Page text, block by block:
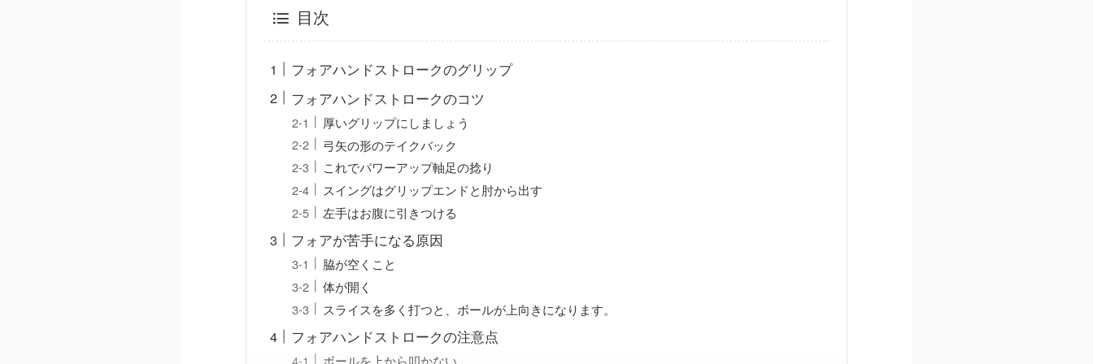
目次
フォアハンドストロークのグリップ
フォアハンドストロークのコツ
厚いグリップにしましょう
弓矢の形のテイクバック
これでパワーアップ軸足の捻り
スイングはグリップエンドと肘から出す
左手はお腹に引きつける
フォアが苦手になる原因
脇が空くこと
体が開く
スライスを多く打つと、ボールが上向きになります。
フォアハンドストロークの注意点
ボールを上から叩かない